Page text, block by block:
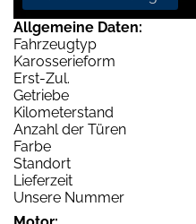
Allgemeine Daten:
Fahrzeugtyp
Karosserieform
Erst-Zul.
Getriebe
Kilometerstand
Anzahl der Türen
Farbe
Standort
Lieferzeit
Unsere Nummer